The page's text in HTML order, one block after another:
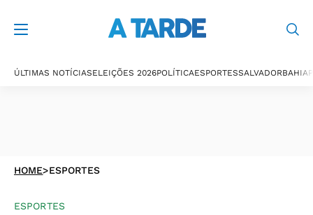
ÚLTIMAS NOTÍCIASELEIÇÕES 2026POLÍTICAESPORTESSALVADORBAHIA
HOME>ESPORTES
ESPORTES